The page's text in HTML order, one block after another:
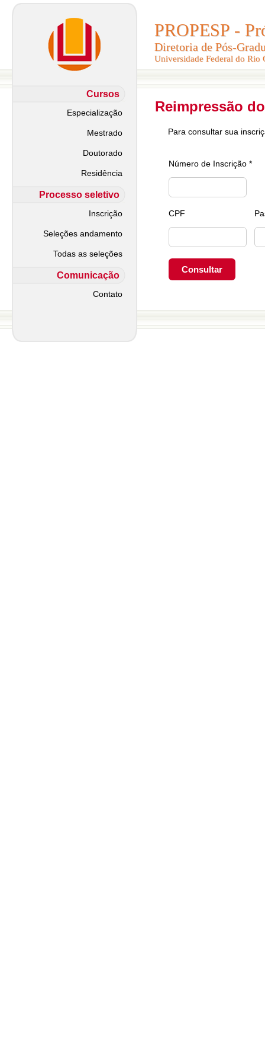
PROPESP -
Diretoria de Pós-
Universidade Federal do Rio
PROPESP -
Diretoria de Pós-
Universidade Federal do Rio
Cursos
Especialização
Mestrado
Doutorado
Residência
Processo seletivo
Inscrição
Seleções andamento
Todas as seleções
Comunicação
Contato
Reimpressão
Para consultar sua
Número de Inscrição *
CPF